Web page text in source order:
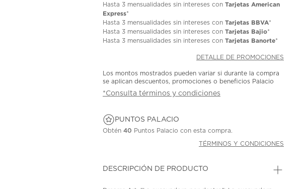
Hasta 3 mensualidades sin intereses conTarjetas American
Express*
Hasta 3 mensualidades sin intereses conTarjetas BBVA*
Hasta 3 mensualidades sin intereses conTarjetas Bajio*
Hasta 3 mensualidades sin intereses conTarjetas Banorte*
DETALLE DE PROMOCIONES
Los montos mostrados pueden variar si durante la compra
se aplican descuentos, promociones o beneficios Palacio
*Consulta términos y condiciones
PUNTOS PALACIO
Obtén40 Puntos Palacio con esta compra.
TÉRMINOS Y CONDICIONES
DESCRIPCIÓN DE PRODUCTO